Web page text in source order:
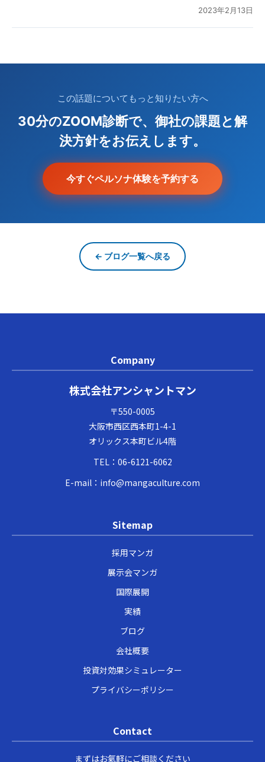
2023年2月13日
この話題についてもっと知りたい方へ
30分のZOOM診断で、御社の課題と解
決方針をお伝えします。
今すぐペルソナ体験を予約する
← ブログ一覧へ戻る
Company
株式会社アンシャントマン
〒550-0005
大阪市西区西本町1-4-1
オリックス本町ビル4階
TEL： 06-6121-6062
E-mail： info@mangaculture.com
Sitemap
採用マンガ
展示会マンガ
国際展開
実績
ブログ
会社概要
投資対効果シミュレーター
プライバシーポリシー
Contact
まずはお氣軽にご相談ください